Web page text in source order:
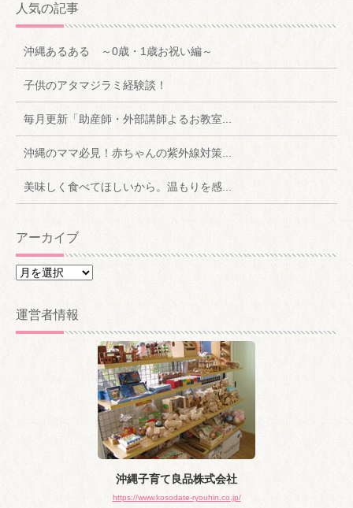
人気の記事
沖縄あるある ～0歳・1歳お祝い編～
子供のアタマジラミ経験談！
毎月更新「助産師・外部講師よるお教室...
沖縄のママ必見！赤ちゃんの紫外線対策...
美味しく食べてほしいから。温もりを感...
アーカイブ
ア
カ
イ
運営者情報
沖縄子育て良品株式会社
https://www.kosodate-ryouhin.co.jp/